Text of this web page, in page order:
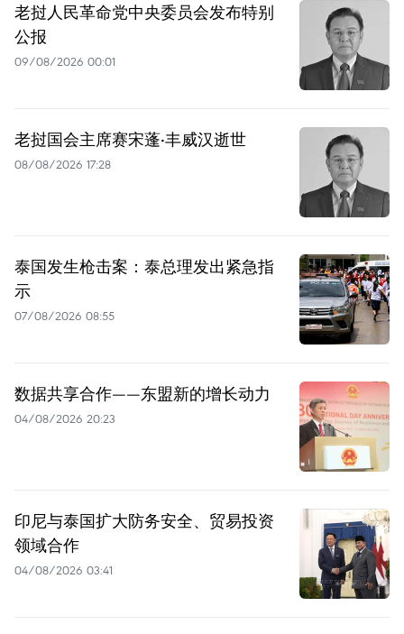
老挝人民革命党中央委员会发布特别
公报
09/08/2026 00:01
老挝国会主席赛宋蓬·丰威汉逝世
08/08/2026 17:28
泰国发生枪击案：泰总理发出紧急指
示
07/08/2026 08:55
数据共享合作——东盟新的增长动力
04/08/2026 20:23
印尼与泰国扩大防务安全、贸易投资
领域合作
04/08/2026 03:41